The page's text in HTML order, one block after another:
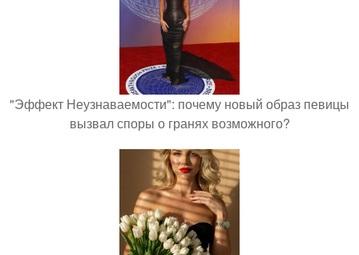
"Эффект Неузнаваемости": почему новый образ певицы
вызвал споры о гранях возможного?